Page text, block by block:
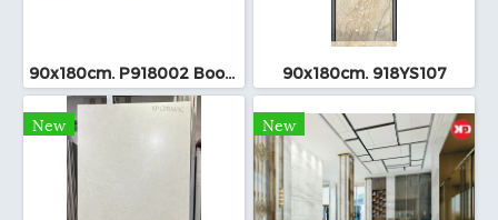
90x180cm. P918002 Bookmatch 90x180cm. 918YS107
New New